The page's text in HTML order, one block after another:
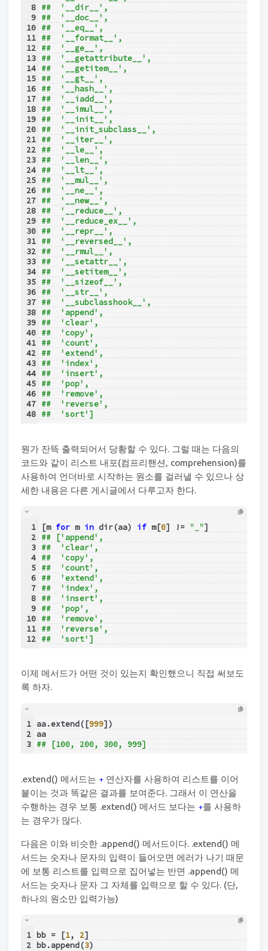
8
9
10
11
12
13
14
15
16
17
18
19
20
21
22
23
24
25
26
27
28
29
30
31
32
33
34
35
36
37
38
39
40
41
42
43
44
45
46
47
48
##  '__dir__',
##  '__doc__',
##  '__eq__',
##  '__format__',
##  '__ge__',
##  '__getattribute__',
##  '__getitem__',
##  '__gt__',
##  '__hash__',
##  '__iadd__',
##  '__imul__',
##  '__init__',
##  '__init_subclass__',
##  '__iter__',
##  '__le__',
##  '__len__',
##  '__lt__',
##  '__mul__',
##  '__ne__',
##  '__new__',
##  '__reduce__',
##  '__reduce_ex__',
##  '__repr__',
##  '__reversed__',
##  '__rmul__',
##  '__setattr__',
##  '__setitem__',
##  '__sizeof__',
##  '__str__',
##  '__subclasshook__',
##  'append',
##  'clear',
##  'copy',
##  'count',
##  'extend',
##  'index',
##  'insert',
##  'pop',
##  'remove',
##  'reverse',
##  'sort']
뭔가 잔뜩 출력되어서 당황할 수 있다. 그럴 때는 다음의
코드와 같이 리스트 내포(컴프리핸션, comprehension)를
사용하여 언더바로 시작하는 원소를 걸러낼 수 있으나 상
세한 내용은 다른 게시글에서 다루고자 한다.
1
2
3
4
5
6
7
8
9
10
11
12
[m for m in dir(aa) if m[0] != "_"]
## ['append',
##  'clear',
##  'copy',
##  'count',
##  'extend',
##  'index',
##  'insert',
##  'pop',
##  'remove',
##  'reverse',
##  'sort']
이제 메서드가 어떤 것이 있는지 확인했으니 직접 써보도
록 하자.
1
2
3
aa.extend([999])
aa
## [100, 200, 300, 999]
.extend() 메서드는 + 연산자를 사용하여 리스트를 이어
붙이는 것과 똑같은 결과를 보여준다. 그래서 이 연산을
수행하는 경우 보통 .extend() 메서드 보다는 +를 사용하
는 경우가 많다.
다음은 이와 비슷한 .append() 메서드이다. .extend() 메
서드는 숫자나 문자의 입력이 들어오면 에러가 나기 때문
에 보통 리스트를 입력으로 집어넣는 반면 .append() 메
서드는 숫자나 문자 그 자체를 입력으로 할 수 있다. (단,
하나의 원소만 입력가능)
1
2
bb = [1, 2]
bb.append(3)